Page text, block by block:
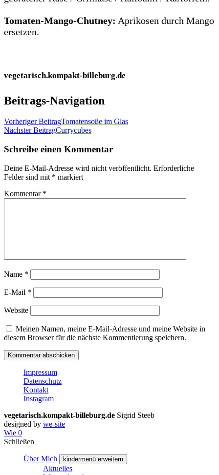
Tomaten-Mango-Chutney: Aprikosen durch Mango
ersetzen.
vegetarisch.kompakt-billeburg.de
Beitrags-Navigation
Vorheriger BeitragTomatensoße im Glas
Nächster BeitragCurrycubes
Schreibe einen Kommentar
Deine E-Mail-Adresse wird nicht veröffentlicht. Erforderliche
Felder sind mit * markiert
Kommentar *
Name *
E-Mail *
Website
Meinen Namen, meine E-Mail-Adresse und meine Website in
diesem Browser für die nächste Kommentierung speichern.
Impressum
Datenschutz
Kontakt
Instagram
vegetarisch.kompakt-billeburg.de Sigrid Steeb
designed by we-site
Wie 0
Schließen
Über Mich kindermenü erweitern
Aktuelles